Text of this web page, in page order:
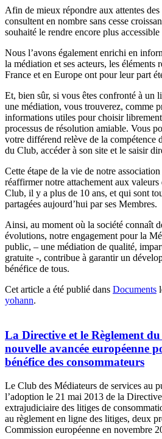
Afin de mieux répondre aux attentes
consultent en nombre sans cesse
souhaité le rendre encore plus
Nous l’avons également enrichi en
la médiation et ses acteurs, les éléments
France et en Europe ont pour leur part
Et, bien sûr, si vous êtes confronté à un
une médiation, vous trouverez, comme
informations utiles pour choisir
processus de résolution amiable. Vous
votre différend relève de la compétence
du Club, accéder à son site et le saisir
Cette étape de la vie de notre
réaffirmer notre attachement aux
Club, il y a plus de 10 ans, et qui sont
partagées aujourd’hui par ses Membres.
Ainsi, au moment où la société connaît
évolutions, notre engagement pour la
public, – une médiation de qualité,
gratuite -, contribue à garantir un
bénéfice de tous.
Cet article a été publié dans Documents
yohann.
La Directive et le Règlement
nouvelle avancée européenne
bénéfice des consommateurs
Le Club des Médiateurs de services au
l’adoption le 21 mai 2013 de la
extrajudiciaire des litiges de
au règlement en ligne des litiges, deux
Commission européenne en novembre